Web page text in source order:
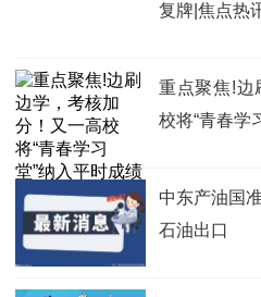
复牌|焦点热
重点聚焦!边
校将“青春学
中东产油国
石油出口